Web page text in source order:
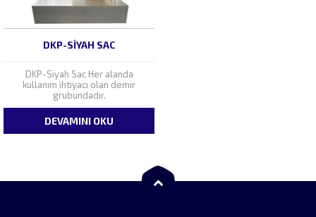
DKP-SIYAH SAC
DKP-Siyah Sac Her alanda
kullanım ihtiyacı olan demir
grubundadır.
DEVAMINI OKU